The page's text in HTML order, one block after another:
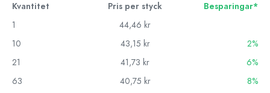
Kvantitet Pris per styck
Besparingar*
1
44,46 kr
10
43,15 kr
2%
21
41,73 kr
6%
63
40,75 kr
8%